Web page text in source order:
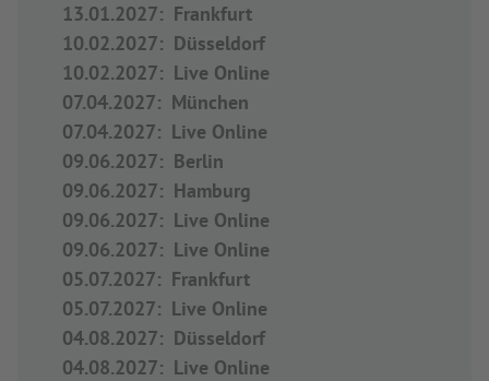
13.01.2027: Frankfurt
10.02.2027: Düsseldorf
10.02.2027: Live Online
07.04.2027: München
07.04.2027: Live Online
09.06.2027: Berlin
09.06.2027: Hamburg
09.06.2027: Live Online
09.06.2027: Live Online
05.07.2027: Frankfurt
05.07.2027: Live Online
04.08.2027: Düsseldorf
04.08.2027: Live Online